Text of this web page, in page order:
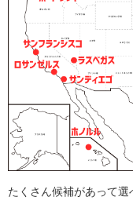
たくさん候補があって